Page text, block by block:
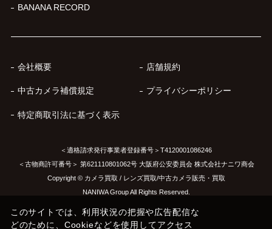
BANANA RECORD
会社概要 店舗規約
中古カメラ補償規定 プライバシーポリシー
特定商取引法に基づく表示
＜適格請求発行事業者登録番号＞T4120001086246
＜古物商許可番号＞ 第621110801062号 大阪府公安委員会 株式会社ナニワ商会
Copyright © カメラ買取 / レンズ買取/中古カメラ販売・買取
NANIWA Group All Rights Reserved.
このサイトでは、利用状況の把握や広告配信な
どのために、Cookieなどを使用してアクセス